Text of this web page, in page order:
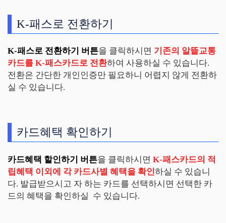
K-패스로 전환하기
K-패스로 전환하기 버튼을 클릭하시면 기존의 알뜰교통
카드를 K-패스카드로 전환하여 사용하실 수 있습니다.
전환은 간단한 개인인증만 필요하니 어렵지 않게 전환하
실 수 있습니다.
카드혜택 확인하기
카드혜택 할인하기 버튼을 클릭하시면 K-패스카드의 적
립혜택 이외에 각 카드사별 혜택을 확인하실 수 있습니
다. 발급받으시고 자 하는 카드를 선택하시면 선택한 카
드의 혜택을 확인하실 수 있습니다.